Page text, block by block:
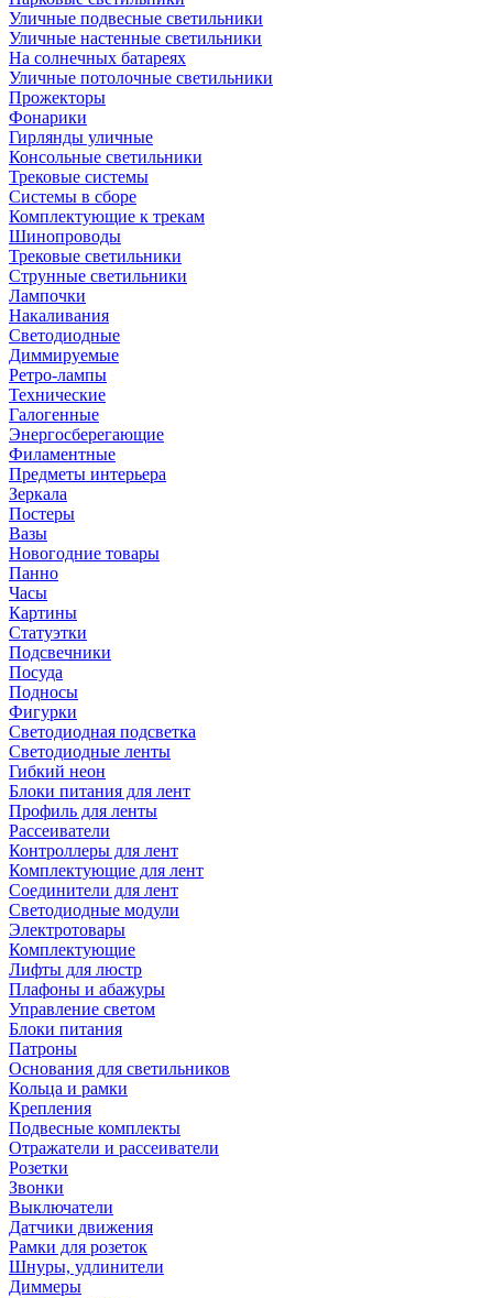
Уличные подвесные светильники
Уличные настенные светильники
На солнечных батареях
Уличные потолочные светильники
Прожекторы
Фонарики
Гирлянды уличные
Консольные светильники
Трековые системы
Системы в сборе
Комплектующие к трекам
Шинопроводы
Трековые светильники
Струнные светильники
Лампочки
Накаливания
Светодиодные
Диммируемые
Ретро-лампы
Технические
Галогенные
Энергосберегающие
Филаментные
Предметы интерьера
Зеркала
Постеры
Вазы
Новогодние товары
Панно
Часы
Картины
Статуэтки
Подсвечники
Посуда
Подносы
Фигурки
Светодиодная подсветка
Светодиодные ленты
Гибкий неон
Блоки питания для лент
Профиль для ленты
Рассеиватели
Контроллеры для лент
Комплектующие для лент
Соединители для лент
Светодиодные модули
Электротовары
Комплектующие
Лифты для люстр
Плафоны и абажуры
Управление светом
Блоки питания
Патроны
Основания для светильников
Кольца и рамки
Крепления
Подвесные комплекты
Отражатели и рассеиватели
Розетки
Звонки
Выключатели
Датчики движения
Рамки для розеток
Шнуры, удлинители
Диммеры